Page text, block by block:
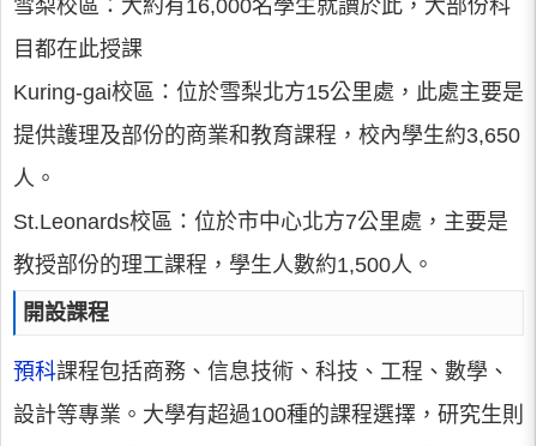
雪梨校區：大約有16,000名學生就讀於此，大部份科
目都在此授課
Kuring-gai校區：位於雪梨北方15公里處，此處主要是
提供護理及部份的商業和教育課程，校內學生約3,650
人。
St.Leonards校區：位於市中心北方7公里處，主要是
教授部份的理工課程，學生人數約1,500人。
開設課程
預科課程包括商務、信息技術、科技、工程、數學、
設計等專業。大學有超過100種的課程選擇，研究生則